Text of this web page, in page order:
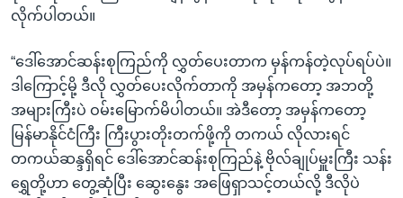
လိုက်ပါတယ်။
“ဒေါ်အောင်ဆန်းစုကြည်ကို လွှတ်ပေးတာက မှန်ကန်တဲ့လုပ်ရပ်ပဲ။
ဒါကြောင့်မို့ ဒီလို လွှတ်ပေးလိုက်တာကို အမှန်ကတော့ အဘတို့
အများကြီးပဲ ဝမ်းမြောက်မိပါတယ်။ အဲဒီတော့ အမှန်ကတော့
မြန်မာနိုင်ငံကြီး ကြီးပွားတိုးတက်ဖို့ကို တကယ် လိုလားရင်
တကယ်ဆန္ဒရှိရင် ဒေါ်အောင်ဆန်းစုကြည်နဲ့ ဗိုလ်ချုပ်မှူးကြီး သန်း
ရွှေတို့ဟာ တွေ့ဆုံပြီး ဆွေးနွေး အဖြေရှာသင့်တယ်လို့ ဒီလိုပဲ